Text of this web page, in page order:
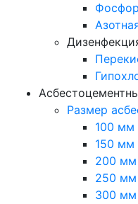
Размер
100 мм
150 мм
200 мм
250 мм
300 мм